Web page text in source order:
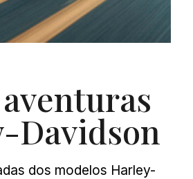
Davidson
dos modelos Harley-